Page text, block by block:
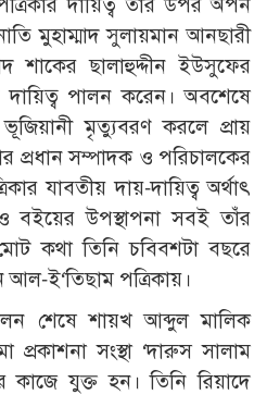
মুহাম্মাদ সুলায়মান আনছারী
শাকের ছালাহুদ্দীন ইউসুফের
দায়িত্ব পালন করেন। অবশেষে
মৃত্যুবরণ করলে প্রায়
প্রধান সম্পাদক ও পরিচালকের
যাবতীয় দায়-দায়িত্ব অর্থাৎ
ও বইয়ের উপস্থাপনা সবই তাঁর
কথা তিনি চবিবশটা বছরে
আল-ই‘তিছাম পত্রিকায়।
শেষে শায়খ আব্দুল মালিক
প্রকাশনা সংস্থা ‘দারুস সালাম
কাজে যুক্ত হন। তিনি রিয়াদে